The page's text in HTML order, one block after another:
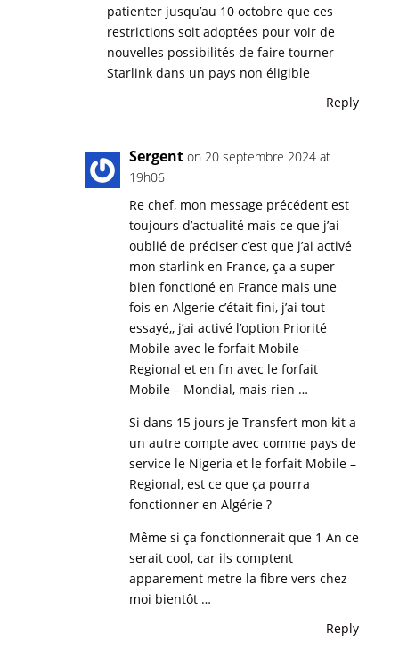
patienter jusqu’au 10 octobre que ces
restrictions soit adoptées pour voir de
nouvelles possibilités de faire tourner
Starlink dans un pays non éligible
Reply
Sergent on 20 septembre 2024 at
19h06
Re chef, mon message précédent est
toujours d’actualité mais ce que j’ai
oublié de préciser c’est que j’ai activé
mon starlink en France, ça a super
bien fonctioné en France mais une
fois en Algerie c’était fini, j’ai tout
essayé,, j’ai activé l’option Priorité
Mobile avec le forfait Mobile –
Regional et en fin avec le forfait
Mobile – Mondial, mais rien …
Si dans 15 jours je Transfert mon kit a
un autre compte avec comme pays de
service le Nigeria et le forfait Mobile –
Regional, est ce que ça pourra
fonctionner en Algérie ?
Même si ça fonctionnerait que 1 An ce
serait cool, car ils comptent
apparement metre la fibre vers chez
moi bientôt …
Reply